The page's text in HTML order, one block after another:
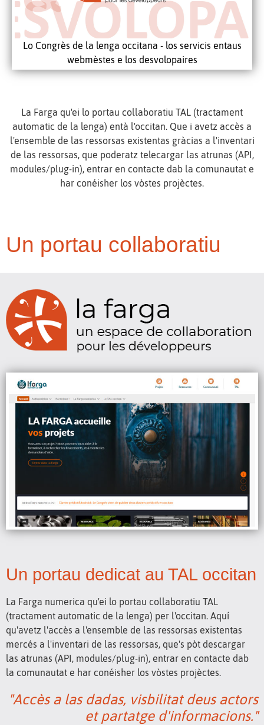
Lo Congrès de la lenga occitana - los servicis entaus
webmèstes e los desvolopaires
La Farga qu'ei lo portau collaboratiu TAL (tractament
automatic de la lenga) entà l'occitan. Que i avetz accès a
l'ensemble de las ressorsas existentas gràcias a l'inventari
de las ressorsas, que poderatz telecargar las atrunas (API,
modules/plug-in), entrar en contacte dab la comunautat e
har conéisher los vòstes projèctes.
Un portau collaboratiu
Un portau dedicat au TAL occitan
La Farga numerica qu'ei lo portau collaboratiu TAL
(tractament automatic de la lenga) per l'occitan. Aquí
qu'avetz l'accès a l'ensemble de las ressorsas existentas
mercés a l'inventari de las ressorsas, que's pòt descargar
las atrunas (API, modules/plug-in), entrar en contacte dab
la comunautat e har conéisher los vòstes projèctes.
"Accès a las dadas, visbilitat deus actors
et partatge d'informacions."